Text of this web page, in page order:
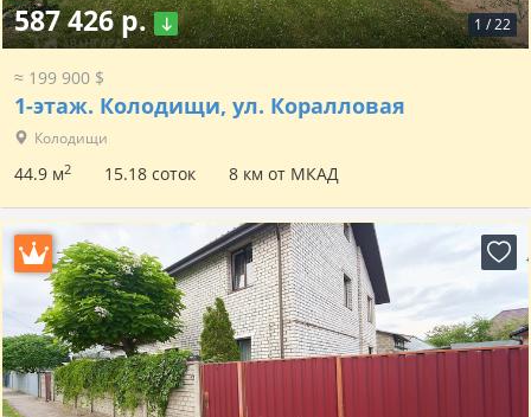
1 /22
587 426 р.
≈ 199 900 $
1-этаж. Колодищи, ул. Коралловая
Колодищи
44.9 м2 15.18 соток 8 км от МКАД